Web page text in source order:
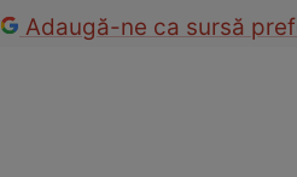
Adaugă-ne ca sursă